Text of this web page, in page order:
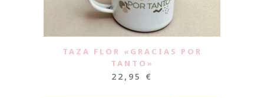
TAZA FLOR «GRACIAS POR
TANTO»
22,95 €